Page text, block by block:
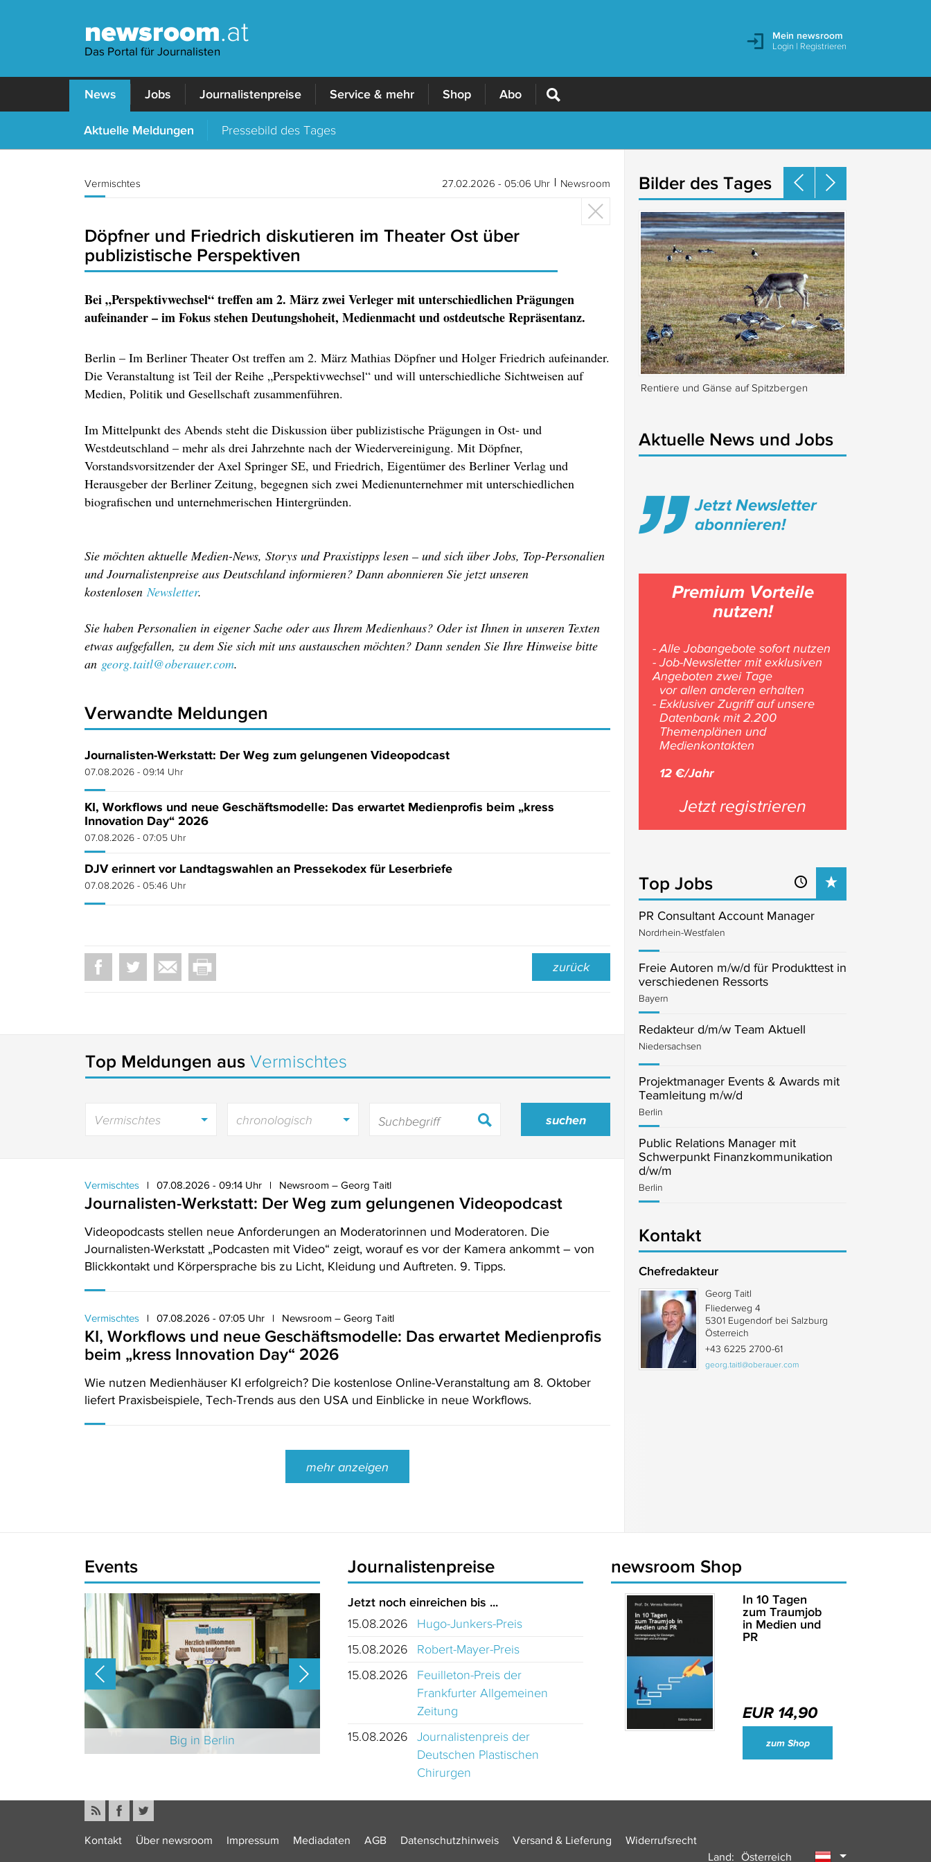
newsroom.at
Das Portal für Journalisten
Mein newsroom
Login | Registrieren
News Jobs Journalistenpreise Service & mehr Shop Abo
Aktuelle Meldungen Pressebild des Tages
Vermischtes Newsroom
27.02.2026 - 05:06 Uhr
Döpfner und Friedrich diskutieren im Theater Ost über
publizistische Perspektiven
Bei „Perspektivwechsel“ treffen am 2. März zwei Verleger mit unterschiedlichen Prägungen
aufeinander – im Fokus stehen Deutungshoheit, Medienmacht und ostdeutsche Repräsentanz.
Berlin – Im Berliner Theater Ost treffen am 2. März Mathias Döpfner und Holger Friedrich aufeinander.
Die Veranstaltung ist Teil der Reihe „Perspektivwechsel“ und will unterschiedliche Sichtweisen auf
Medien, Politik und Gesellschaft zusammenführen.
Im Mittelpunkt des Abends steht die Diskussion über publizistische Prägungen in Ost- und
Westdeutschland – mehr als drei Jahrzehnte nach der Wiedervereinigung. Mit Döpfner,
Vorstandsvorsitzender der Axel Springer SE, und Friedrich, Eigentümer des Berliner Verlag und
Herausgeber der Berliner Zeitung, begegnen sich zwei Medienunternehmer mit unterschiedlichen
biografischen und unternehmerischen Hintergründen.
Sie möchten aktuelle Medien-News, Storys und Praxistipps lesen – und sich über Jobs, Top-Personalien
und Journalistenpreise aus Deutschland informieren? Dann abonnieren Sie jetzt unseren
kostenlosenNewsletter.
Sie haben Personalien in eigener Sache oder aus Ihrem Medienhaus? Oder ist Ihnen in unseren Texten
etwas aufgefallen, zu dem Sie sich mit uns austauschen möchten? Dann senden Sie Ihre Hinweise bitte
an georg.taitl@oberauer.com.
Verwandte Meldungen
Journalisten-Werkstatt: Der Weg zum gelungenen Videopodcast
07.08.2026 - 09:14 Uhr
KI, Workflows und neue Geschäftsmodelle: Das erwartet Medienprofis beim „kress
Innovation Day“ 2026
07.08.2026 - 07:05 Uhr
DJV erinnert vor Landtagswahlen an Pressekodex für Leserbriefe
07.08.2026 - 05:46 Uhr
zurück
Top Meldungen aus Vermischtes
Vermischtes chronologisch
Vermischtes 07.08.2026 - 09:14 Uhr Newsroom – Georg Taitl
Journalisten-Werkstatt: Der Weg zum gelungenen Videopodcast
Videopodcasts stellen neue Anforderungen an Moderatorinnen und Moderatoren. Die
Journalisten-Werkstatt „Podcasten mit Video“ zeigt, worauf es vor der Kamera ankommt – von
Blickkontakt und Körpersprache bis zu Licht, Kleidung und Auftreten. 9. Tipps.
Vermischtes 07.08.2026 - 07:05 Uhr Newsroom – Georg Taitl
KI, Workflows und neue Geschäftsmodelle: Das erwartet Medienprofis
beim „kress Innovation Day“ 2026
Wie nutzen Medienhäuser KI erfolgreich? Die kostenlose Online-Veranstaltung am 8. Oktober
liefert Praxisbeispiele, Tech-Trends aus den USA und Einblicke in neue Workflows.
mehr anzeigen
Bilder des Tages
Rentiere und Gänse auf Spitzbergen
Aktuelle News und Jobs
Jetzt Newsletter
abonnieren!
Premium Vorteile
nutzen!
- Alle Jobangebote sofort nutzen
- Job-Newsletter mit exklusiven
Angeboten zwei Tage
vor allen anderen erhalten
- Exklusiver Zugriff auf unsere
Datenbank mit 2.200
Themenplänen und
Medienkontakten
12 €/Jahr
Jetzt registrieren
Top Jobs
PR Consultant Account Manager
Nordrhein-Westfalen
Freie Autoren m/w/d für Produkttest in
verschiedenen Ressorts
Bayern
Redakteur d/m/w Team Aktuell
Niedersachsen
Projektmanager Events & Awards mit
Teamleitung m/w/d
Berlin
Public Relations Manager mit
Schwerpunkt Finanzkommunikation
d/w/m
Berlin
Kontakt
Chefredakteur
Georg Taitl
Fliederweg 4
5301 Eugendorf bei Salzburg
Österreich
+43 6225 2700-61
georg.taitl@oberauer.com
Events
Big in Berlin Wirtschaftsjournalisten und Unternehmenssprecher des Jahres 2024
Journalistenpreise
Jetzt noch einreichen bis ...
15.08.2026
Hugo-Junkers-Preis
15.08.2026
Robert-Mayer-Preis
15.08.2026
Feuilleton-Preis der
Frankfurter Allgemeinen
Zeitung
15.08.2026
Journalistenpreis der
Deutschen Plastischen
Chirurgen
newsroom Shop
In 10 Tagen
zum Traumjob
in Medien und
PR
EUR 14,90
zum Shop
Kontakt Über newsroom Impressum Mediadaten AGB Datenschutzhinweis Versand & Lieferung
Widerrufsrecht
Land:
Österreich